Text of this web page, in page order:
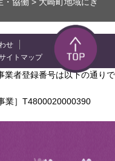
せ
イトマップ
業者登録番号は以下の通りで
業］T4800020000390